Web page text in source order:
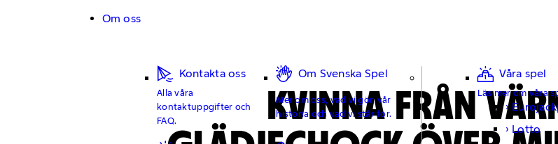
Om oss
Kontakta oss
Alla våra
kontaktuppgifter och
FAQ.
Om Svenska Spel
Mer om oss, vad vi gör, vår
historia och vad vi står för.
Våra spel
Läs mer om våra
Lotto
KVINNA FRÅN